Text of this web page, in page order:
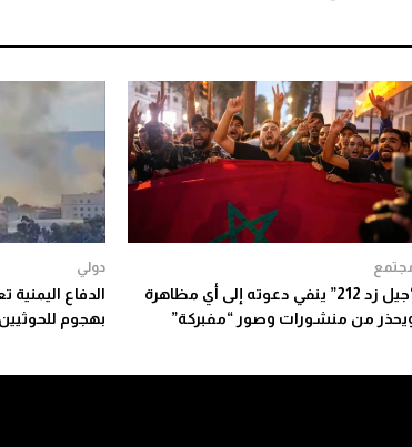
“جيل زد 212” ينفي دعوته إلى أي مظاهرة
من منشورات وصور “مفبركة”
دولي
بهجوم للحوثيين